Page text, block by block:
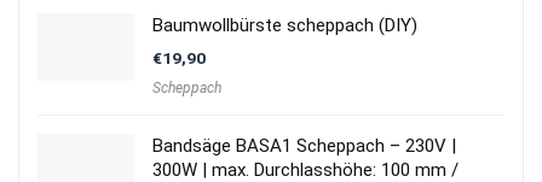
Baumwollbürste scheppach (DIY)
€19,90
Scheppach
Bandsäge BASA1 Scheppach – 230V |
300W | max. Durchlasshöhe: 100 mm /